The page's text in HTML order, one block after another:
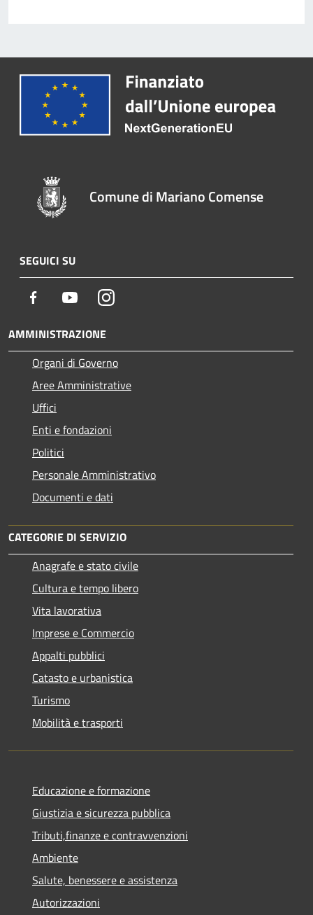
Comune di Mariano Comense
SEGUICI SU
Facebook YoutubeInstagram
AMMINISTRAZIONE
Organi di Governo
Aree Amministrative
Uffici
Enti e fondazioni
Politici
Personale Amministrativo
Documenti e dati
CATEGORIE DI SERVIZIO
Anagrafe e stato civile
Cultura e tempo libero
Vita lavorativa
Imprese e Commercio
Appalti pubblici
Catasto e urbanistica
Turismo
Mobilità e trasporti
Educazione e formazione
Giustizia e sicurezza pubblica
Tributi,finanze e contravvenzioni
Ambiente
Salute, benessere e assistenza
Autorizzazioni